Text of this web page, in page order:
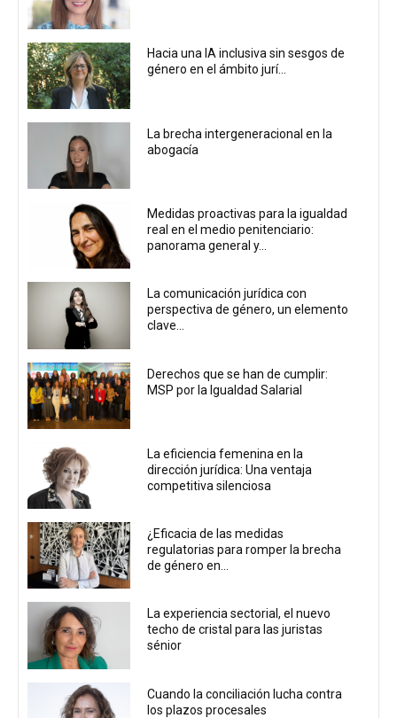
Hacia una IA inclusiva sin sesgos de
género en el ámbito jurí...
La brecha intergeneracional en la
abogacía
Medidas proactivas para la igualdad
real en el medio penitenciario:
panorama general y...
La comunicación jurídica con
perspectiva de género, un elemento
clave...
Derechos que se han de cumplir:
MSP por la Igualdad Salarial
La eficiencia femenina en la
dirección jurídica: Una ventaja
competitiva silenciosa
¿Eficacia de las medidas
regulatorias para romper la brecha
de género en...
La experiencia sectorial, el nuevo
techo de cristal para las juristas
sénior
Cuando la conciliación lucha contra
los plazos procesales